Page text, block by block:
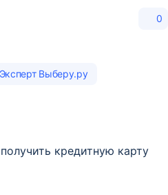
0
Эксперт Выберу.ру
кредитную карту